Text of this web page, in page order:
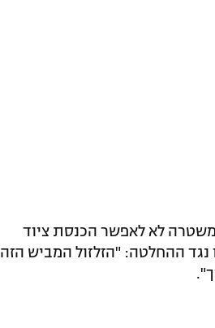
לא לאפשר הכנסת ציוד
נגד ההחלטה: "הזלזול המביש הזה